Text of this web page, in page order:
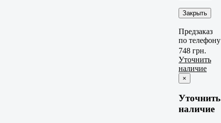
Закрыть
Предзаказ
по телефону
748 грн.
Уточнить
наличие
×
Уточнить
наличие